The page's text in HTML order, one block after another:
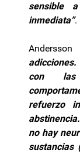
sensible
inmediata”.
Andersson
con las
refuerzo
no hay
sustancias